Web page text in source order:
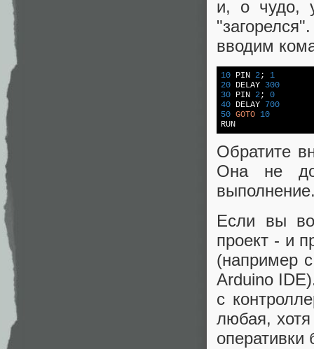
и, о чудо,
вводим
10 PIN 2; 1
20 DELAY 300
30 PIN 2; 0
40 DELAY 700
50 GOTO 10
RUN
Обратите
Она не
Если вы
проект - и
(например
Arduino
с
любая,